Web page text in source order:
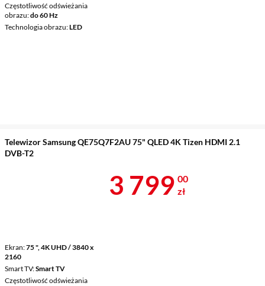
Częstotliwość odświeżania
obrazu do 60 Hz
Technologia obrazu LED
Telewizor Samsung QE75Q7F2AU 75" QLED 4K Tizen HDMI 2.1
DVB-T2
Ekran 75 ", 4K UHD / 3840 x
2160
Smart TV Smart TV
Częstotliwość odświeżania
Cena 3 799 zł
3 799 00
zł